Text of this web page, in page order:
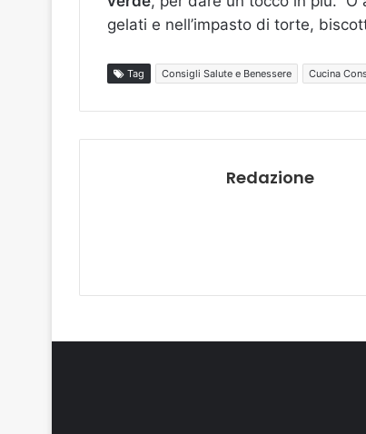
gelati e nell’impasto di torte,
Tag Consigli Salute e Benessere Cucina
Redazione